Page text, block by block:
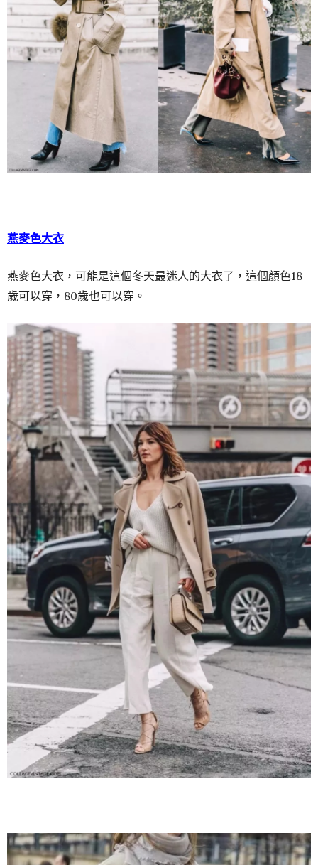
燕麥色大衣
燕麥色大衣，可能是這個冬天最迷人的大衣了，這個顏色18
歲可以穿，80歲也可以穿。